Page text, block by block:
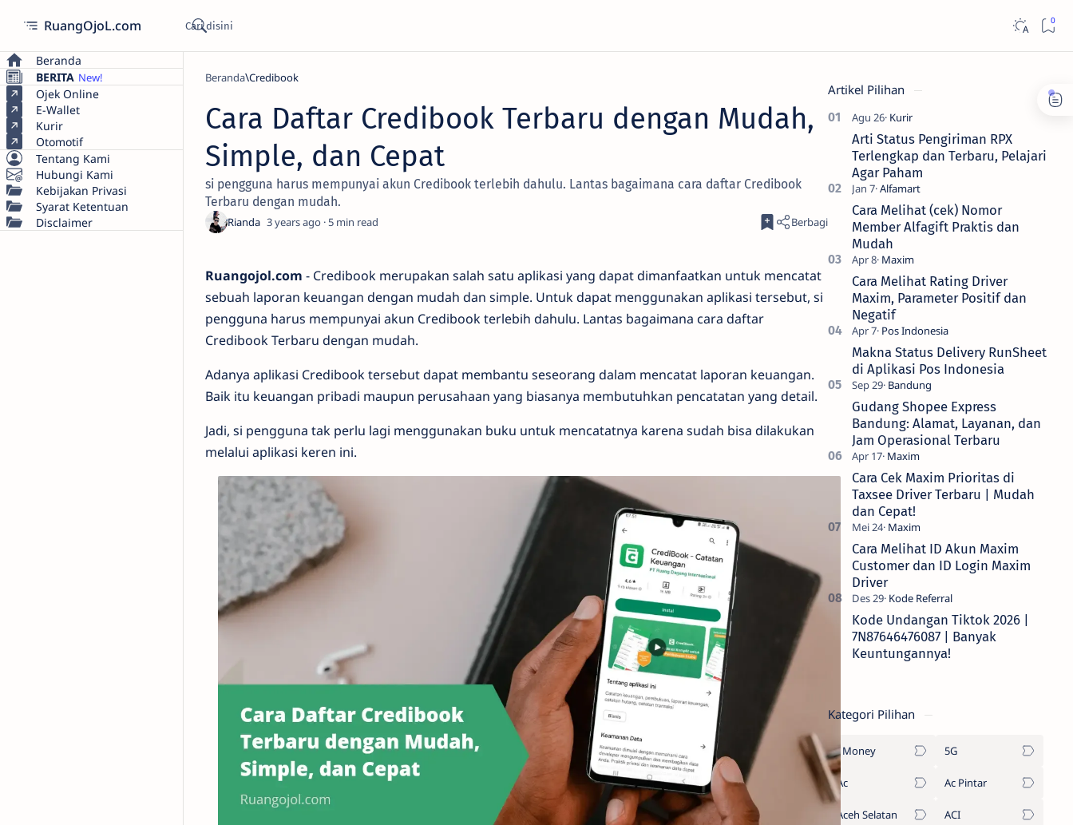
RuangOjoL.com
Beranda
BERITA
Ojek Online
E-Wallet
Kurir
Otomotif
Tentang Kami
Hubungi Kami
Kebijakan Privasi
Syarat Ketentuan
Disclaimer
Beranda Credibook
Cara Daftar Credibook Terbaru dengan Mudah,
Simple, dan Cepat
si pengguna harus mempunyai akun Credibook terlebih dahulu. Lantas bagaimana cara daftar Credibook
Terbaru dengan mudah.
3 years ago 5
Ruangojol.com - Credibook merupakan salah satu aplikasi yang dapat dimanfaatkan untuk mencatat
sebuah laporan keuangan dengan mudah dan simple. Untuk dapat menggunakan aplikasi tersebut, si
pengguna harus mempunyai akun Credibook terlebih dahulu. Lantas bagaimana cara daftar
Credibook Terbaru dengan mudah.
Adanya aplikasi Credibook tersebut dapat membantu seseorang dalam mencatat laporan keuangan.
Baik itu keuangan pribadi maupun perusahaan yang biasanya membutuhkan pencatatan yang detail.
Jadi, si pengguna tak perlu lagi menggunakan buku untuk mencatatnya karena sudah bisa dilakukan
melalui aplikasi keren ini.
Artikel Pilihan
Arti Status Pengiriman RPX
Terlengkap dan Terbaru, Pelajari
Agar Paham
Cara Melihat (cek) Nomor
Member Alfagift Praktis dan
Mudah
Cara Melihat Rating Driver
Maxim, Parameter Positif dan
Negatif
Makna Status Delivery RunSheet
di Aplikasi Pos Indonesia
Gudang Shopee Express
Bandung: Alamat, Layanan, dan
Jam Operasional Terbaru
Cara Cek Maxim Prioritas di
Taxsee Driver Terbaru | Mudah
dan Cepat!
Cara Melihat ID Akun Maxim
Customer dan ID Login Maxim
Driver
Kode Undangan Tiktok 2026 |
7N87646476087 | Banyak
Keuntungannya!
Kategori Pilihan
1Money 5G
Ac Ac Pintar
Aceh Selatan ACI